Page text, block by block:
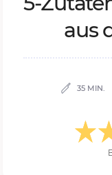
aus
35 MIN.